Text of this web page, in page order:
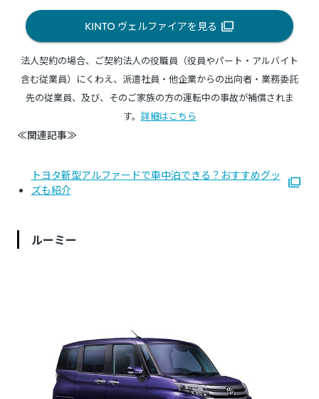
KINTO ヴェルファイアを見る
法人契約の場合、ご契約法人の役職員（役員やパート・アルバイト
含む従業員）にくわえ、派遣社員・他企業からの出向者・業務委託
先の従業員、及び、そのご家族の方の運転中の事故が補償されま
す。 詳細はこちら
≪関連記事≫
トヨタ新型アルファードで車中泊できる？おすすめグッ
ズも紹介
ルーミー